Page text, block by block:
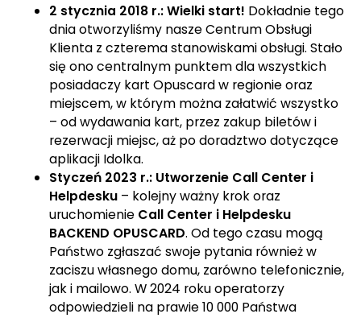
2 stycznia 2018 r.: Wielki start! Dokładnie tego
dnia otworzyliśmy nasze Centrum Obsługi
Klienta z czterema stanowiskami obsługi. Stało
się ono centralnym punktem dla wszystkich
posiadaczy kart Opuscard w regionie oraz
miejscem, w którym można załatwić wszystko
– od wydawania kart, przez zakup biletów i
rezerwacji miejsc, aż po doradztwo dotyczące
aplikacji Idolka.
Styczeń 2023 r.: Utworzenie Call Center i
Helpdesku – kolejny ważny krok oraz
uruchomienie Call Center i Helpdesku
BACKEND OPUSCARD. Od tego czasu mogą
Państwo zgłaszać swoje pytania również w
zaciszu własnego domu, zarówno telefonicznie,
jak i mailowo. W 2024 roku operatorzy
odpowiedzieli na prawie 10 000 Państwa